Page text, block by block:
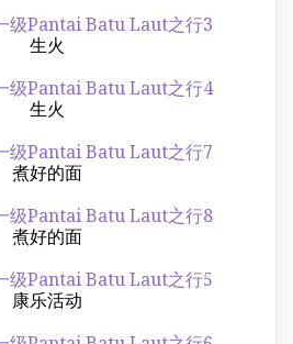
生火
生火
煮好的面
煮好的面
康乐活动